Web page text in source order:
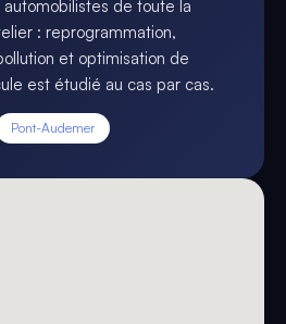
automobilistes de toute la
: reprogrammation,
et optimisation de
est étudié au cas par cas.
Pont-Audemer